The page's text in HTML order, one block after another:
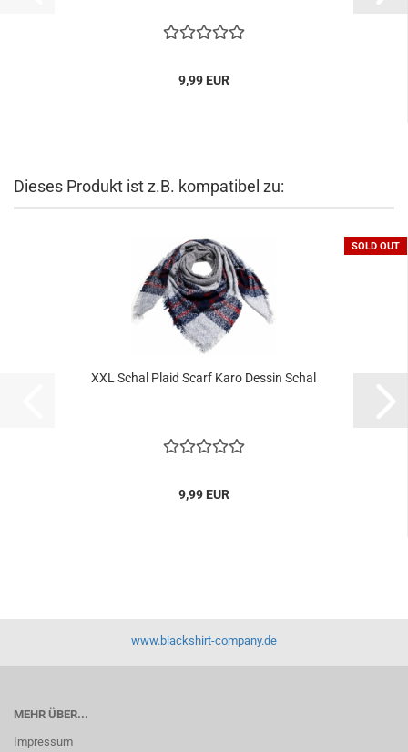
9,99 EUR
Dieses Produkt ist z.B. kompatibel zu:
SOLD OUT
XXL Schal Plaid Scarf Karo Dessin Schal
9,99 EUR
www.blackshirt-company.de
MEHR ÜBER...
Impressum